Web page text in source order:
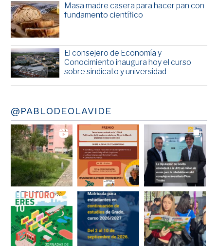
Masa madre casera para hacer pan con
fundamento científico
El consejero de Economía y
Conocimiento inaugura hoy el curso
sobre sindicato y universidad
@PABLODEOLAVIDE